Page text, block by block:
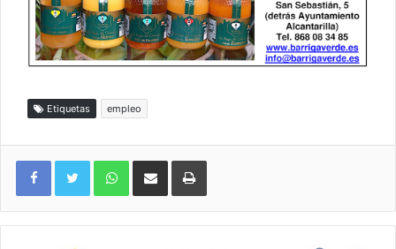
Etiquetas empleo
WhatsAppCompartir por correo electrónicoImprimir